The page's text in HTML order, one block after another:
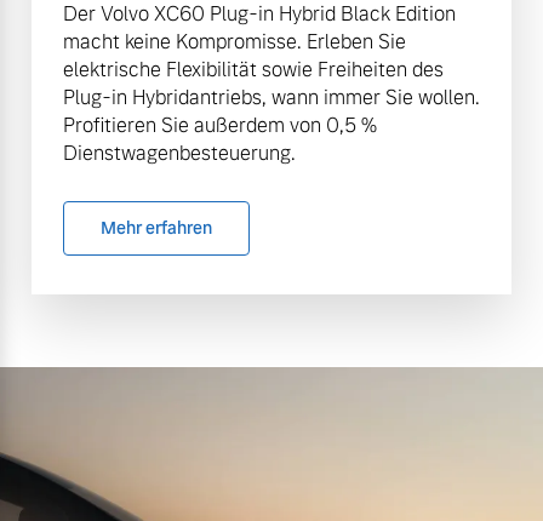
Der Volvo XC60 Plug-in Hybrid Black Edition
macht keine Kompromisse. Erleben Sie
elektrische Flexibilität sowie Freiheiten des
Plug-in Hybridantriebs, wann immer Sie wollen.
Profitieren Sie außerdem von 0,5 %
Dienstwagenbesteuerung.
Mehr erfahren